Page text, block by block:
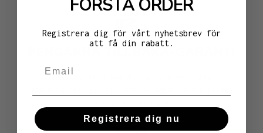
PENGARNA TILLBAKA-GARANTI
FÖRSTA ORDER
Registrera dig för vårt nyhetsbrev för
att få din rabatt.
Registrera dig nu